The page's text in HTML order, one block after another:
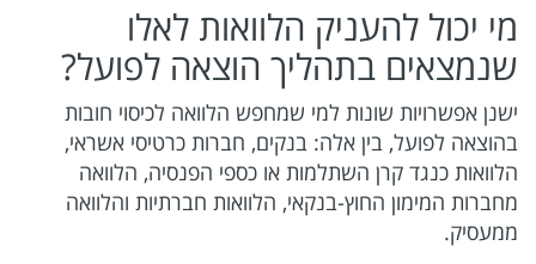
מי יכול להעניק הלוואות לאלו
שנמצאים בתהליך הוצאה לפועל?
ישנן אפשרויות שונות למי שמחפש הלוואה לכיסוי חובות
בהוצאה לפועל, בין אלה: בנקים, חברות כרטיסי אשראי,
הלוואות כנגד קרן השתלמות או כספי הפנסיה, הלוואה
מחברות המימון החוץ-בנקאי, הלוואות חברתיות והלוואה
ממעסיק.